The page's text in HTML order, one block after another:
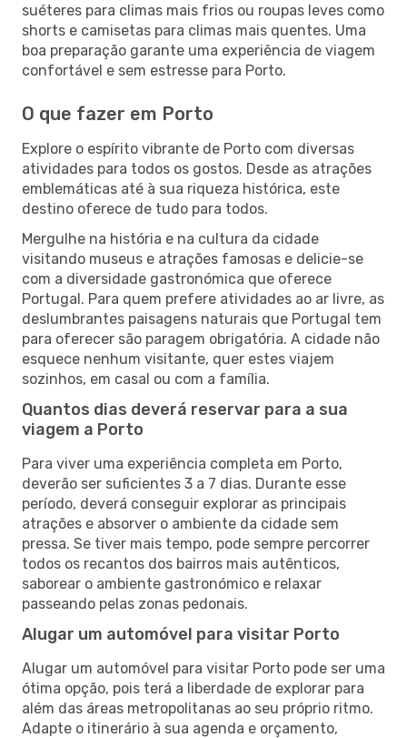
suéteres para climas mais frios ou roupas leves como
shorts e camisetas para climas mais quentes. Uma
boa preparação garante uma experiência de viagem
confortável e sem estresse para Porto.
O que fazer em Porto
Explore o espírito vibrante de Porto com diversas
atividades para todos os gostos. Desde as atrações
emblemáticas até à sua riqueza histórica, este
destino oferece de tudo para todos.
Mergulhe na história e na cultura da cidade
visitando museus e atrações famosas e delicie-se
com a diversidade gastronómica que oferece
Portugal. Para quem prefere atividades ao ar livre, as
deslumbrantes paisagens naturais que Portugal tem
para oferecer são paragem obrigatória. A cidade não
esquece nenhum visitante, quer estes viajem
sozinhos, em casal ou com a família.
Quantos dias deverá reservar para a sua
viagem a Porto
Para viver uma experiência completa em Porto,
deverão ser suficientes 3 a 7 dias. Durante esse
período, deverá conseguir explorar as principais
atrações e absorver o ambiente da cidade sem
pressa. Se tiver mais tempo, pode sempre percorrer
todos os recantos dos bairros mais autênticos,
saborear o ambiente gastronómico e relaxar
passeando pelas zonas pedonais.
Alugar um automóvel para visitar Porto
Alugar um automóvel para visitar Porto pode ser uma
ótima opção, pois terá a liberdade de explorar para
além das áreas metropolitanas ao seu próprio ritmo.
Adapte o itinerário à sua agenda e orçamento,